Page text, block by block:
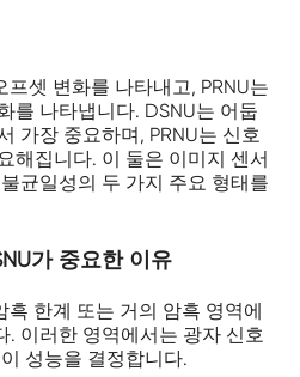
셋 변화를 나타내고, PRNU는
를 나타냅니다. DSNU는 어둡
가장 중요하며, PRNU는 신호
해집니다. 이 둘은 이미지 센서
균일성의 두 가지 주요 형태를
가 중요한 이유
흑 한계 또는 거의 암흑 영역에
. 이러한 영역에서는 광자 신호
성능을 결정합니다.